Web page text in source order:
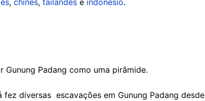
Padang como uma pirâmide.
diversas escavações em Gunung Padang desde